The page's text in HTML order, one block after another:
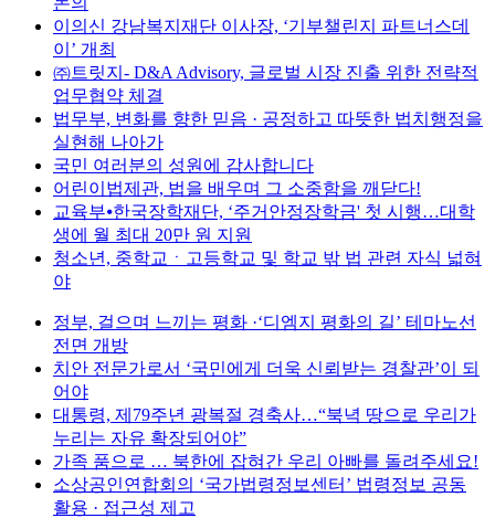
이의신 강남복지재단 이사장, ‘기부챌린지 파트너스데
이’ 개최
㈜트릿지- D&A Advisory, 글로벌 시장 진출 위한 전략적
업무협약 체결
법무부, 변화를 향한 믿음 · 공정하고 따뜻한 법치행정을
실현해 나아가
국민 여러분의 성원에 감사합니다
어린이법제관, 법을 배우며 그 소중함을 깨닫다!
교육부⦁한국장학재단, ‘주거안정장학금' 첫 시행…대학
생에 월 최대 20만 원 지원
청소년, 중학교ㆍ고등학교 및 학교 밖 법 관련 자식 넓혀
야
정부, 걸으며 느끼는 평화 ·‘디엠지 평화의 길’ 테마노선
전면 개방
치안 전문가로서 ‘국민에게 더욱 신뢰받는 경찰관’이 되
어야
대통령, 제79주년 광복절 경축사…“북녁 땅으로 우리가
누리는 자유 확장되어야”
가족 품으로 … 북한에 잡혀간 우리 아빠를 돌려주세요!
소상공인연합회의 ‘국가법령정보센터’ 법령정보 공동
활용 · 접근성 제고